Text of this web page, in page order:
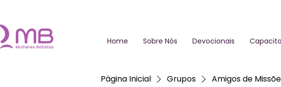
Home Sobre Nós Devocionais
Página Inicial Grupos Amigos de